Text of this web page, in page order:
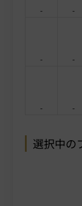
- -
- -
- -
選択中の